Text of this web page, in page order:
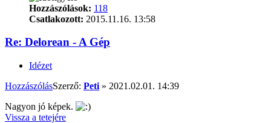
Hozzászólások: 118
Csatlakozott: 2015.11.16. 13:58
Re: Delorean - A Gép
Idézet
HozzászólásSzerző: Peti » 2021.02.01. 14:39
Nagyon jó képek.
Vissza a tetejére